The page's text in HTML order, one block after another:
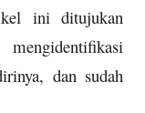
ini ditujukan
dan sudah